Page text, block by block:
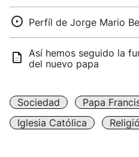
Perfíl de Jorge Mario
Así hemos seguido la
del nuevo papa
Sociedad
Papa
Iglesia Católica